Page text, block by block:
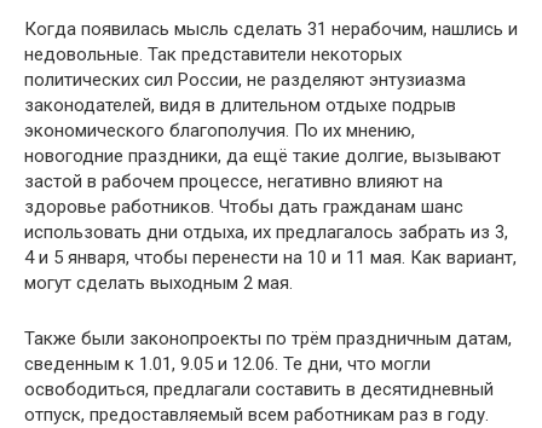
Когда появилась мысль сделать 31 нерабочим, нашлись и
недовольные. Так представители некоторых
политических сил России, не разделяют энтузиазма
законодателей, видя в длительном отдыхе подрыв
экономического благополучия. По их мнению,
новогодние праздники, да ещё такие долгие, вызывают
застой в рабочем процессе, негативно влияют на
здоровье работников. Чтобы дать гражданам шанс
использовать дни отдыха, их предлагалось забрать из 3,
4 и 5 января, чтобы перенести на 10 и 11 мая. Как вариант,
могут сделать выходным 2 мая.
Также были законопроекты по трём праздничным датам,
сведенным к 1.01, 9.05 и 12.06. Те дни, что могли
освободиться, предлагали составить в десятидневный
отпуск, предоставляемый всем работникам раз в году.